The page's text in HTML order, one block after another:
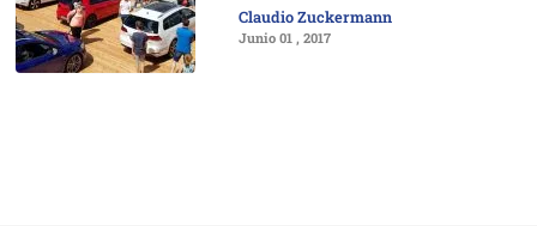
Claudio Zuckermann
Junio 01 , 2017